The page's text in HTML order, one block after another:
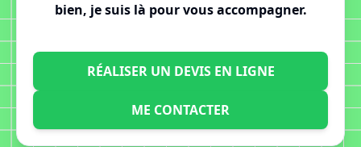
bien, je suis là pour vous accompagner.
RÉALISER UN DEVIS EN LIGNE
ME CONTACTER